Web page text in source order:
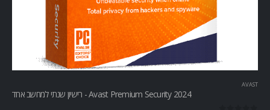
AVAST
Avast Premium Security 2024 - רישיון שנתי למחשב אחד